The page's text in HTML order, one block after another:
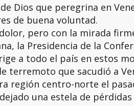
Dios que peregrina en
de buena voluntad.
pero con la mirada
la Presidencia de la
a todo el país en estos
terremoto que sacudió a
región centro-norte el
una estela de